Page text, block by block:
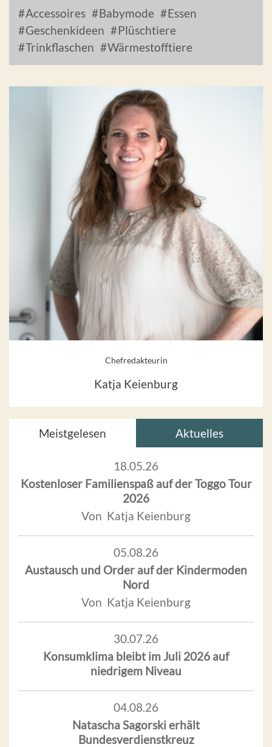
Accessoires Babymode
Essen
Geschenkideen
Plüschtiere
Trinkflaschen
Wärmestofftiere
Chefredakteurin
Katja Keienburg
Meistgelesen Aktuelles
18.05.26
Kostenloser Familienspaß auf der Toggo Tour
2026
Von Katja Keienburg
05.08.26
Austausch und Order auf der Kindermoden
Nord
Von Katja Keienburg
30.07.26
Konsumklima bleibt im Juli 2026 auf
niedrigem Niveau
04.08.26
Natascha Sagorski erhält
Bundesverdienstkreuz